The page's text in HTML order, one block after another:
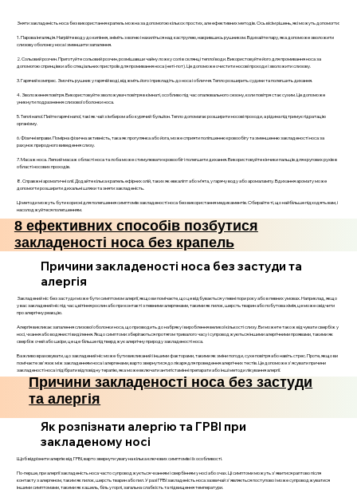
Зняти закладеність носа без використання крапель можна за допомогою кількох простих, але ефективних методів. Ось вісім рішень, які можуть допомогти:
1. Парова інгаляція. Нагрійте воду до кипіння, зніміть з вогню і нахиліться над каструлею, накрившись рушником. Вдихайте пару, яка допоможе зволожити
слизову оболонку носа і зменшити запалення.
2. Сольовий розчин. Приготуйте сольовий розчин, розмішавши чайну ложку солі в склянці теплої води. Використовуйте його для промивання носа за
допомогою спринцівки або спеціальних пристроїв для промивання носа (неті-пот). Це допоможе очистити носові проходи і зволожити слизову.
3. Гарячий компрес. Змочіть рушник у гарячій воді, віджміть його і прикладіть до носа і обличчя. Тепло розширить судини та полегшить дихання.
4. Зволоження повітря. Використовуйте зволожувач повітря в кімнаті, особливо під час опалювального сезону, коли повітря стає сухим. Це допоможе
уникнути подразнення слизової оболонки носа.
5. Теплі напої. Пийте гарячі напої, такі як чай з імбиром або курячий бульйон. Тепло допомагає розширити носові проходи, а рідина підтримує гідратацію
організму.
6. Фізичні вправи. Помірна фізична активність, така як прогулянка або йога, може сприяти поліпшенню кровообігу та зменшенню закладеності носа за
рахунок природного виведення слизу.
7. Масаж носа. Легкий масаж області носа та лоба може стимулювати кровообіг і полегшити дихання. Використовуйте кінчики пальців для кругових рухів в
області носових проходів.
8. Справжні ароматичні олії. Додайте кілька крапель ефірних олій, таких як евкаліпт або м’ята, у гарячу воду або аромалампу. Вдихання аромату може
допомогти розширити дихальні шляхи та зняти закладеність.
Ці методи можуть бути корисні для полегшення симптомів закладеності носа без використання медикаментів. Обирайте ті, що найбільше підходять вам, і
насолоджуйтеся полегшенням.
8 ефективних способів позбутися
закладеності носа без крапель
Причини закладеності носа без застуди та
алергія
Закладений ніс без застуди може бути симптомом алергії, якщо ви помічаєте, що це відбувається у певні пори року або в певних умовах. Наприклад, якщо
у вас закладений ніс під час цвітіння рослин або при контакті з певними алергенами, такими як пилок, шерсть тварин або побутова хімія, це може свідчити
про алергічну реакцію.
Алергія викликає запалення слизової оболонки носа, що призводить до набряку і вироблення великої кількості слизу. Ви можете також відчувати свербіж у
носі, чхання або водянисті виділення. Якщо симптоми зберігаються протягом тривалого часу і супроводжуються іншими алергічними проявами, такими як
свербіж очей або шкіри, це ще більше підтверджує алергічну природу закладеності носа.
Важливо враховувати, що закладений ніс може бути викликаний і іншими факторами, такими як зміни погоди, сухе повітря або навіть стрес. Проте, якщо ви
помічаєте зв'язок між закладенням носа і алергенами, варто звернутися до лікаря для проведення алергічних тестів. Це допоможе з'ясувати причини
закладеності носа і підібрати відповідну терапію, яка може включати антигістамінні препарати або інші методи лікування алергії.
Причини закладеності носа без застуди
та алергія
Як розпізнати алергію та ГРВІ при
закладеному носі
Щоб відрізнити алергію від ГРВІ, варто звернути увагу на кілька ключових симптомів і їх особливості.
По-перше, при алергії закладеність носа часто супроводжується чханням і свербінням у носі або очах. Ці симптоми можуть з'явитися раптово після
контакту з алергеном, таким як пилок, шерсть тварин або пил. У разі ГРВІ закладеність носа зазвичай з'являється поступово і може супроводжуватися
іншими симптомами, такими як кашель, біль у горлі, загальна слабкість та підвищення температури.